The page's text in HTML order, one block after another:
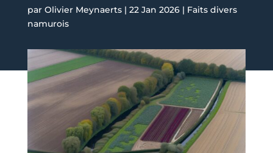
par Olivier Meynaerts| 22 Jan 2026| Faits divers
namurois